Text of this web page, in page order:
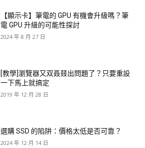
【顯示卡】筆電的 GPU 有機會升級嗎？筆
電 GPU 升級的可能性探討
2024 年 8 月 27 日
[教學]瀏覽器又双叒叕出問題了？只要重設
一下馬上就搞定
2019 年 12 月 28 日
選購 SSD 的陷阱：價格太低是否可靠？
2024 年 12 月 14 日